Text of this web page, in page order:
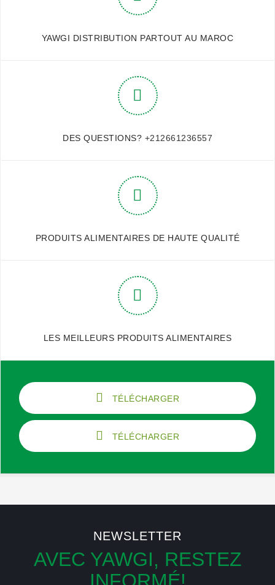
YAWGI DISTRIBUTION PARTOUT AU MAROC
DES QUESTIONS? +212661236557
PRODUITS ALIMENTAIRES DE HAUTE QUALITÉ
LES MEILLEURS PRODUITS ALIMENTAIRES
TÉLÉCHARGER
TÉLÉCHARGER
NEWSLETTER
AVEC YAWGI, RESTEZ